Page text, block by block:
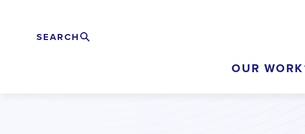
Rechercher
EXPAND
SEARCH
OUR WORK